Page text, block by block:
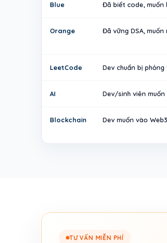
Blue Đã biết code, muốn
Orange Đã vững DSA, muốn
LeetCode Dev chuẩn bị phỏng
AI Dev/sinh viên muốn
Blockchain Dev muốn vào Web3
TƯ VẤN MIỄN PHÍ